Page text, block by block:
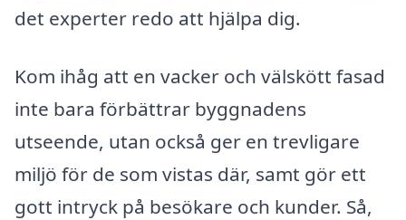
det experter redo att hjälpa dig.
Kom ihåg att en vacker och välskött fasad
inte bara förbättrar byggnadens
utseende, utan också ger en trevligare
miljö för de som vistas där, samt gör ett
gott intryck på besökare och kunder. Så,